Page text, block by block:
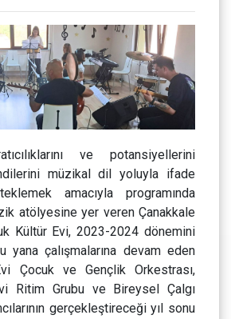
ve potansiyellerini
müzikal dil yoluyla ifade
amacıyla programında
atölyesine yer veren Çanakkale
Kültür Evi, 2023-2024 dönemini
yana çalışmalarına devam eden
Çocuk ve Gençlik Orkestrası,
Ritim Grubu ve Bireysel Çalgı
gerçekleştireceği yıl sonu